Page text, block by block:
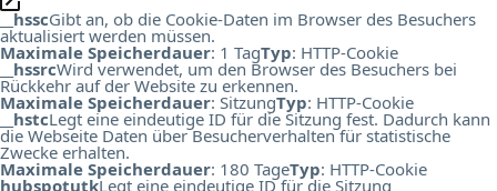
__hsscGibt an, ob die Cookie-Daten im Browser des Besuchers
aktualisiert werden müssen.
Maximale Speicherdauer: 1 TagTyp: HTTP-Cookie
__hssrcWird verwendet, um den Browser des Besuchers bei
Rückkehr auf der Website zu erkennen.
Maximale Speicherdauer: SitzungTyp: HTTP-Cookie
__hstcLegt eine eindeutige ID für die Sitzung fest. Dadurch kann
die Webseite Daten über Besucherverhalten für statistische
Zwecke erhalten.
Maximale Speicherdauer: 180 TageTyp: HTTP-Cookie
hubspotutkLegt eine eindeutige ID für die Sitzung